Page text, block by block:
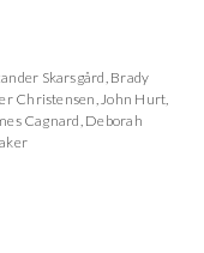
Skarsgård, Brady
Christensen,John Hurt,
Cagnard, Deborah